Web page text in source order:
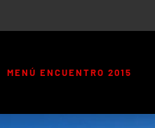
MENÚ ENCUENTRO 2015